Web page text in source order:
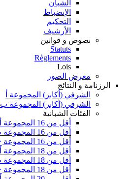
الشبان
الإنضباط
التحكيم
الأرشيف
نصوص و قوانين
Statuts
Règlements
Lois
معرض الصور
الرزنامة و النتائج
الشرفي (أكابر) المجموعة أ
الشرفي (أكابر) المجموعة ب
الفئات الشبانية
أقل من 16 المجموعة أ
أقل من 16 المجموعة ب
أقل من 16 المجموعة ج
أقل من 18 المجموعة أ
أقل من 18 المجموعة ب
أقل من 18 المجموعة ج